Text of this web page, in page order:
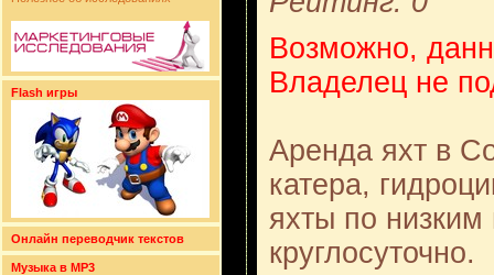
Flash игры
Онлайн переводчик текстов
Музыка в MP3
Возможно,
Владелец не
Аренда яхт в
катера,
яхты по
круглосуточно.